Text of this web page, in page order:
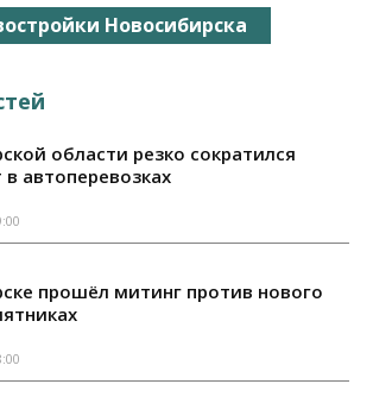
Новосибирска
области резко сократился
в автоперевозках
прошёл митинг против нового